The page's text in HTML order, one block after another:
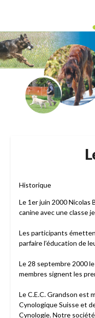
Historique
Le 1er juin 2000 Nicolas
canine avec une classe
Les participants
parfaire l’éducation de
Le 28 septembre 2000
membres signent les
Le C.E.C. Grandson est
Cynologique Suisse et
Cynologie. Notre